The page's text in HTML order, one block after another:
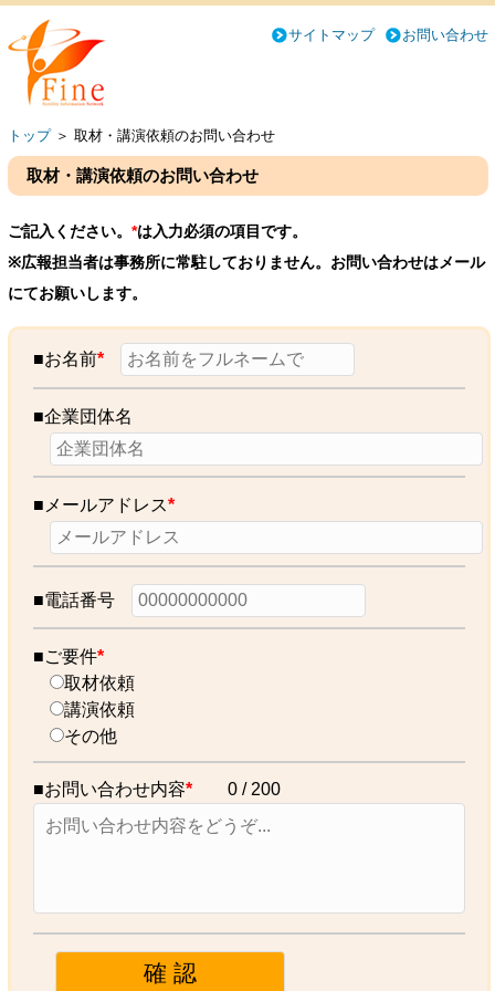
サイトマップ お問い合わせ
トップ＞ 取材・講演依頼のお問い合わせ
取材・講演依頼のお問い合わせ
ご記入ください。 *は入力必須の項目です。
※広報担当者は事務所に常駐しておりません。お問い合わせはメール
にてお願いします。
■お名前*
■企業団体名
■メールアドレス*
■電話番号
■ご要件*
取材依頼
講演依頼
その他
■お問い合わせ内容* 0/ 200